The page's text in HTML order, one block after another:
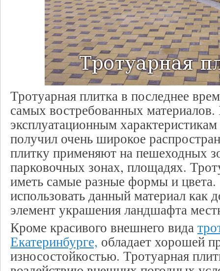
Тротуарная плитка в последнее
самых востребованных
эксплуатационным
получил очень широкое
плитку применяют на пешеходных
парковочных зонах, площадях.
иметь самые разные формы и цвета.
использовать данный материал как
элемент украшения ландшафта
Кроме красивого внешнего вида
Екатеринбурге, обладает хорошей
износостойкостью. Тротуарная